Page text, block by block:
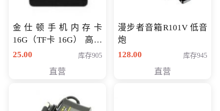
金仕顿手机内存卡
16G（TF卡 16G） 高速
卡 CLASS 10
25.00 库存905
直营
漫步者音箱R101V 低音
炮
128.00
库存945
直营